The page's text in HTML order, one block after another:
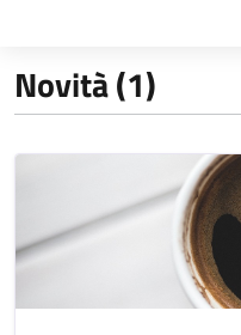
Novità (1)